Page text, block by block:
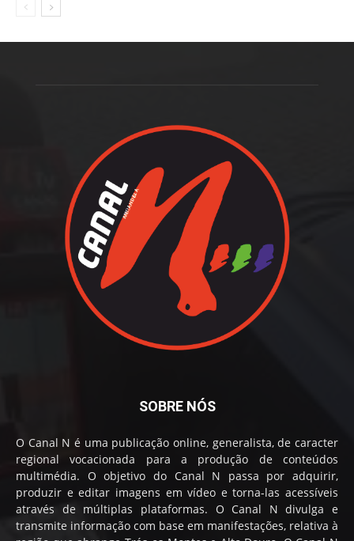
SOBRE NÓS
O Canal N é uma publicação online, generalista, de caracter
regional vocacionada para a produção de conteúdos
multimédia. O objetivo do Canal N passa por adquirir,
produzir e editar imagens em vídeo e torna-las acessíveis
através de múltiplas plataformas. O Canal N divulga e
transmite informação com base em manifestações, relativa à